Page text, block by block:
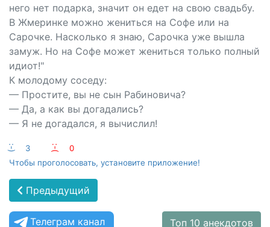
него нет подарка, значит он едет на свою свадьбу.
В Жмеринке можно жениться на Софе или на
Сарочке. Насколько я знаю, Сарочка уже вышла
замуж. Но на Софе может жениться только полный
идиот!"
К молодому соседу:
— Простите, вы не сын Рабиновича?
— Да, а как вы догадались?
— Я не догадался, я вычислил!
:-) 3 :-(
0
Чтобы проголосовать, установите приложение!
Предыдущий
Телеграм канал Топ 10 анекдотов